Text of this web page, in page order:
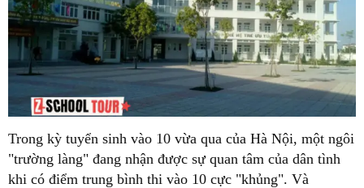
Trong kỳ tuyển sinh vào 10 vừa qua của Hà Nội, một ngôi
"trường làng" đang nhận được sự quan tâm của dân tình
khi có điểm trung bình thi vào 10 cực "khủng". Và